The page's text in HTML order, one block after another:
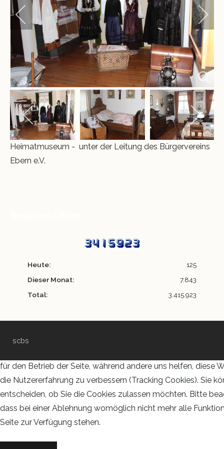
Heimatmuseum - unter der Leitung des Bürgervereins
Ebern e.V.
Heute:
125
Dieser Monat:
7.843
Total:
3.415.923
scbs
für den Betrieb der Seite, während andere uns helfen, diese
die Nutzererfahrung zu verbessern (Tracking Cookies). Sie
entscheiden, ob Sie die Cookies zulassen möchten. Bitte
dass bei einer Ablehnung womöglich nicht mehr alle
Seite zur Verfügung stehen.
Krippe 2011
Museumsnacht 2014
Schloss und Riegel
Ausstellungen
VINO